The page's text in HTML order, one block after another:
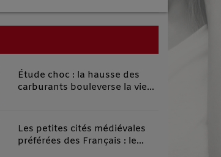
Étude choc : la hausse des
carburants bouleverse la vie
Les petites cités médiévales
préférées des Français : le